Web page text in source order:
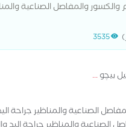
والمفاصل الصناعية
جراحة العظام والكسور
3535
بيچو...
الصناعية والمناظير جراحة